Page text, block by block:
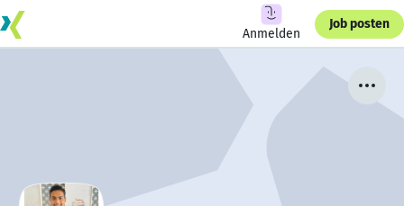
Anmelden
Job posten